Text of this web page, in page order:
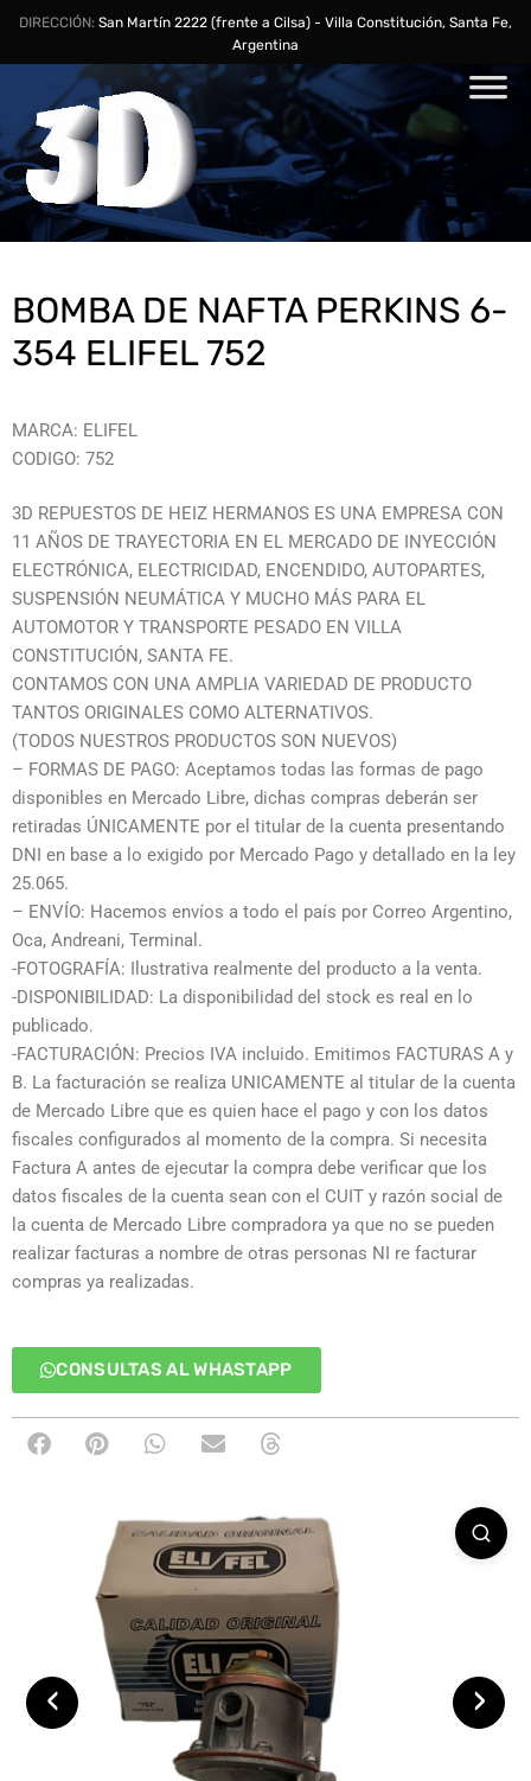
DIRECCIÓN: San Martín 2222 (frente a Cilsa) - Villa Constitución, Santa Fe,
Argentina
BOMBA DE NAFTA PERKINS 6-
354 ELIFEL 752
MARCA: ELIFEL
CODIGO: 752
3D REPUESTOS DE HEIZ HERMANOS ES UNA EMPRESA CON
11 AÑOS DE TRAYECTORIA EN EL MERCADO DE INYECCIÓN
ELECTRÓNICA, ELECTRICIDAD, ENCENDIDO, AUTOPARTES,
SUSPENSIÓN NEUMÁTICA Y MUCHO MÁS PARA EL
AUTOMOTOR Y TRANSPORTE PESADO EN VILLA
CONSTITUCIÓN, SANTA FE.
CONTAMOS CON UNA AMPLIA VARIEDAD DE PRODUCTO
TANTOS ORIGINALES COMO ALTERNATIVOS.
(TODOS NUESTROS PRODUCTOS SON NUEVOS)
– FORMAS DE PAGO: Aceptamos todas las formas de pago
disponibles en Mercado Libre, dichas compras deberán ser
retiradas ÚNICAMENTE por el titular de la cuenta presentando
DNI en base a lo exigido por Mercado Pago y detallado en la ley
25.065.
– ENVÍO: Hacemos envíos a todo el país por Correo Argentino,
Oca, Andreani, Terminal.
-FOTOGRAFÍA: Ilustrativa realmente del producto a la venta.
-DISPONIBILIDAD: La disponibilidad del stock es real en lo
publicado.
-FACTURACIÓN: Precios IVA incluido. Emitimos FACTURAS A y
B. La facturación se realiza UNICAMENTE al titular de la cuenta
de Mercado Libre que es quien hace el pago y con los datos
fiscales configurados al momento de la compra. Si necesita
Factura A antes de ejecutar la compra debe verificar que los
datos fiscales de la cuenta sean con el CUIT y razón social de
la cuenta de Mercado Libre compradora ya que no se pueden
realizar facturas a nombre de otras personas NI re facturar
compras ya realizadas.
CONSULTAS AL WHASTAPP
‹ ›